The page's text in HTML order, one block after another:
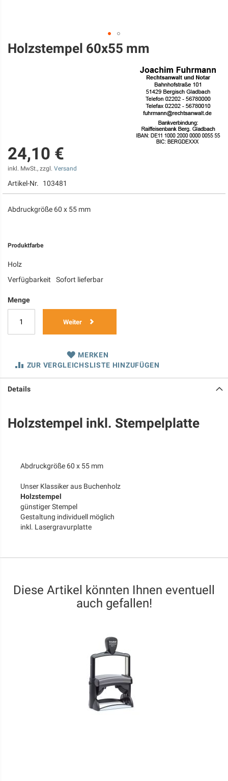
Zum
Anfang
Holzstempel 60x55 mm
24,10 €
inkl. MwSt., zzgl. Versand
Artikel-Nr. 103481
Abdruckgröße 60 x 55 mm
Produktfarbe
Holz
Verfügbarkeit
Sofort lieferbar
Menge
Weiter
MERKEN
ZUR VERGLEICHSLISTE HINZUFÜGEN
Details
Holzstempel inkl. Stempelplatte
Abdruckgröße 60 x 55 mm
Unser Klassiker aus Buchenholz
Holzstempel
günstiger Stempel
Gestaltung individuell möglich
inkl. Lasergravurplatte
Diese Artikel könnten Ihnen eventuell
auch gefallen!